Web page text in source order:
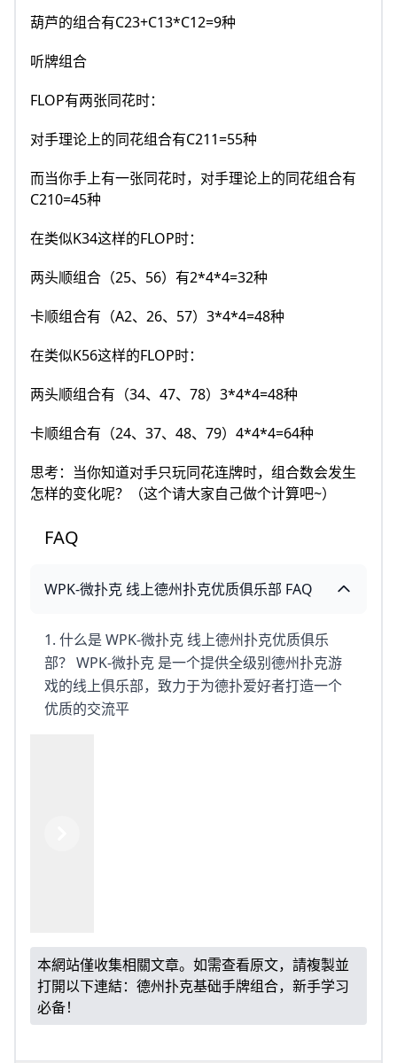
葫芦的组合有C23+C13*C12=9种
听牌组合
FLOP有两张同花时：
对手理论上的同花组合有C211=55种
而当你手上有一张同花时，对手理论上的同花组合有
C210=45种
在类似K34这样的FLOP时：
两头顺组合（25、56）有2*4*4=32种
卡顺组合有（A2、26、57）3*4*4=48种
在类似K56这样的FLOP时：
两头顺组合有（34、47、78）3*4*4=48种
卡顺组合有（24、37、48、79）4*4*4=64种
思考：当你知道对手只玩同花连牌时，组合数会发生
怎样的变化呢？（这个请大家自己做个计算吧~）
FAQ
WPK-微扑克 线上德州扑克优质俱乐部 FAQ
1. 什么是 WPK-微扑克 线上德州扑克优质俱乐
部？ WPK-微扑克 是一个提供全级别德州扑克游
戏的线上俱乐部，致力于为德扑爱好者打造一个
优质的交流平
本網站僅收集相關文章。如需查看原文，請複製並
打開以下連結： 德州扑克基础手牌组合，新手学习
必备！